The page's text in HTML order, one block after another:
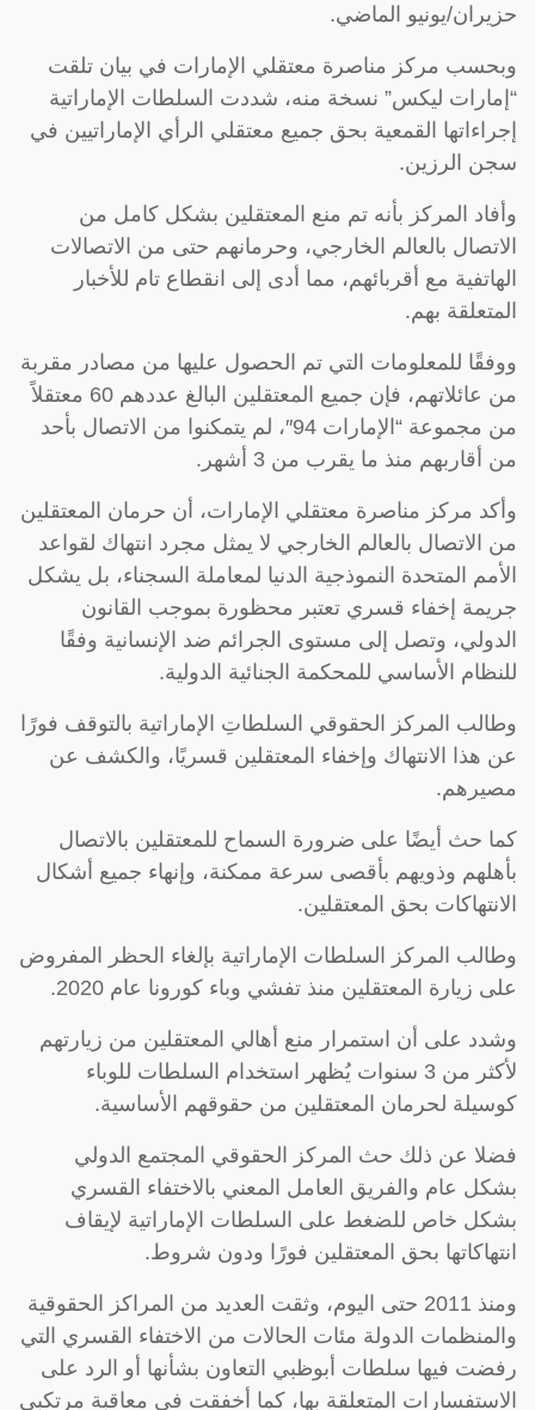
حزيران/يونيو الماضي.
وبحسب مركز مناصرة معتقلي الإمارات في بيان تلقت
“إمارات ليكس” نسخة منه، شددت السلطات الإماراتية
إجراءاتها القمعية بحق جميع معتقلي الرأي الإماراتيين في
سجن الرزين.
وأفاد المركز بأنه تم منع المعتقلين بشكل كامل من
الاتصال بالعالم الخارجي، وحرمانهم حتى من الاتصالات
الهاتفية مع أقربائهم، مما أدى إلى انقطاع تام للأخبار
المتعلقة بهم.
ووفقًا للمعلومات التي تم الحصول عليها من مصادر مقربة
من عائلاتهم، فإن جميع المعتقلين البالغ عددهم 60 معتقلاً
من مجموعة “الإمارات 94″، لم يتمكنوا من الاتصال بأحد
من أقاربهم منذ ما يقرب من 3 أشهر.
وأكد مركز مناصرة معتقلي الإمارات، أن حرمان المعتقلين
من الاتصال بالعالم الخارجي لا يمثل مجرد انتهاك لقواعد
الأمم المتحدة النموذجية الدنيا لمعاملة السجناء، بل يشكل
جريمة إخفاء قسري تعتبر محظورة بموجب القانون
الدولي، وتصل إلى مستوى الجرائم ضد الإنسانية وفقًا
للنظام الأساسي للمحكمة الجنائية الدولية.
وطالب المركز الحقوقي السلطاتِ الإماراتية بالتوقف فورًا
عن هذا الانتهاك وإخفاء المعتقلين قسريًا، والكشف عن
مصيرهم.
كما حث أيضًا على ضرورة السماح للمعتقلين بالاتصال
بأهلهم وذويهم بأقصى سرعة ممكنة، وإنهاء جميع أشكال
الانتهاكات بحق المعتقلين.
وطالب المركز السلطات الإماراتية بإلغاء الحظر المفروض
على زيارة المعتقلين منذ تفشي وباء كورونا عام 2020.
وشدد على أن استمرار منع أهالي المعتقلين من زيارتهم
لأكثر من 3 سنوات يُظهر استخدام السلطات للوباء
كوسيلة لحرمان المعتقلين من حقوقهم الأساسية.
فضلا عن ذلك حث المركز الحقوقي المجتمع الدولي
بشكل عام والفريق العامل المعني بالاختفاء القسري
بشكل خاص للضغط على السلطات الإماراتية لإيقاف
انتهاكاتها بحق المعتقلين فورًا ودون شروط.
ومنذ 2011 حتى اليوم، وثقت العديد من المراكز الحقوقية
والمنظمات الدولة مئات الحالات من الاختفاء القسري التي
رفضت فيها سلطات أبوظبي التعاون بشأنها أو الرد على
الاستفسارات المتعلقة بها، كما أخفقت في معاقبة مرتكبي